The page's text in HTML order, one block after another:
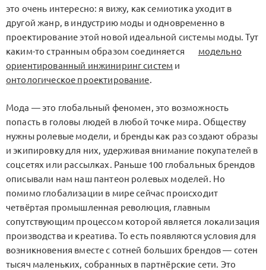
это очень интересно: я вижу, как семиотика уходит в
другой жанр, в индустрию моды и одновременно в
проектирование этой новой идеальной системы моды. Тут
каким-то странным образом соединяется
модельно
ориентированный инжиниринг систем и
онтологическое проектирование.
Мода — это глобальный феномен, это возможность
попасть в головы людей в любой точке мира. Обществу
нужны ролевые модели, и бренды как раз создают образы
и экипировку для них, удерживая внимание покупателей в
соцсетях или рассылках. Раньше 100 глобальных брендов
описывали нам наш пантеон ролевых моделей. Но
помимо глобализации в мире сейчас происходит
четвёртая промышленная революция, главным
сопутствующим процессом которой является локализация
производства и креатива. То есть появляются условия для
возникновения вместе с сотней больших брендов — сотен
тысяч маленьких, собранных в партнёрские сети. Это